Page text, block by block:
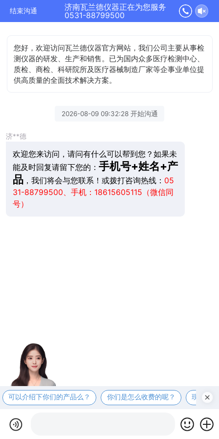
结束沟通
济南瓦兰德仪器正在为您服务
0531-88799500
您好，欢迎访问瓦兰德仪器官方网站，我们公司主要从事检
测仪器的研发、生产和销售。已为国内众多医疗检测中心、
质检、商检、科研院所及医疗器械制造厂家等企事业单位提
供高质量的全面技术解决方案。
2026-08-09 09:32:28 开始沟通
济**德
欢迎您来访问，请问有什么可以帮到您？如果未
能及时回复请留下您的： 手机号+姓名+产
品，我们将会与您联系！或拨打咨询热线： 05
31-88799500、手机：18615605115（微信同
号）
可以介绍下你们的产品么？ 你们是怎么收费的呢？ 现在有